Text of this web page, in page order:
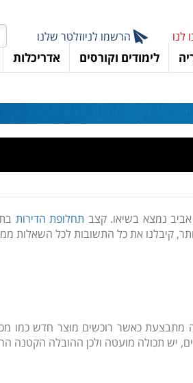
לנו הרשמו לניוזלטר שלנו
לימודים וקורסים אדריכלות
נמצא בשיאו. קצב תחלופת הדירות
קיבלנו את כל התשובות לכל השאלות
כאשר רוכשים מוצר חדש כמו
יש תכולה מועטה ולכן ההובלה